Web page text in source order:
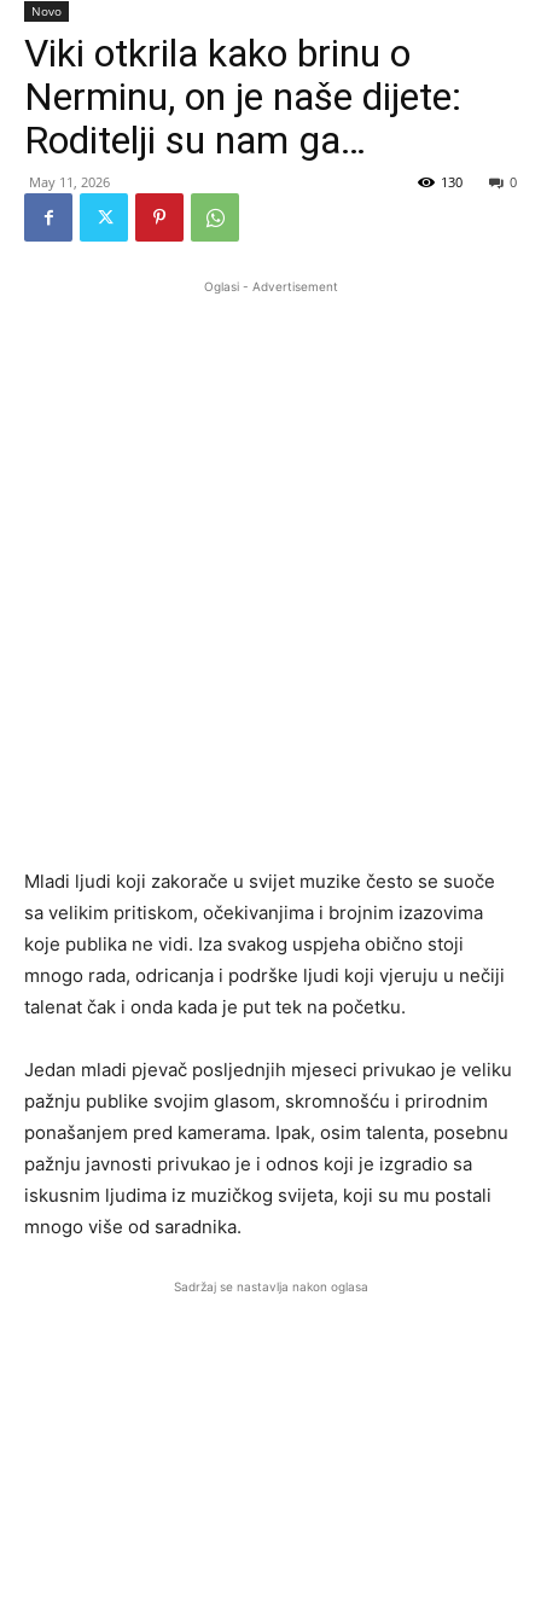
Novo
Viki otkrila kako brinu o
Nerminu, on je naše dijete:
Roditelji su nam ga…
May 11, 2026 0
130
Oglasi - Advertisement
Mladi ljudi koji zakorače u svijet muzike često se suoče
sa velikim pritiskom, očekivanjima i brojnim izazovima
koje publika ne vidi. Iza svakog uspjeha obično stoji
mnogo rada, odricanja i podrške ljudi koji vjeruju u nečiji
talenat čak i onda kada je put tek na početku.
Jedan mladi pjevač posljednjih mjeseci privukao je veliku
pažnju publike svojim glasom, skromnošću i prirodnim
ponašanjem pred kamerama. Ipak, osim talenta, posebnu
pažnju javnosti privukao je i odnos koji je izgradio sa
iskusnim ljudima iz muzičkog svijeta, koji su mu postali
mnogo više od saradnika.
Sadržaj se nastavlja nakon oglasa